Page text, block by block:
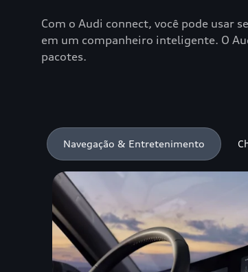
Com o Audi connect, você pode usar
em um companheiro inteligente. O
pacotes.
Navegação & Entretenimento